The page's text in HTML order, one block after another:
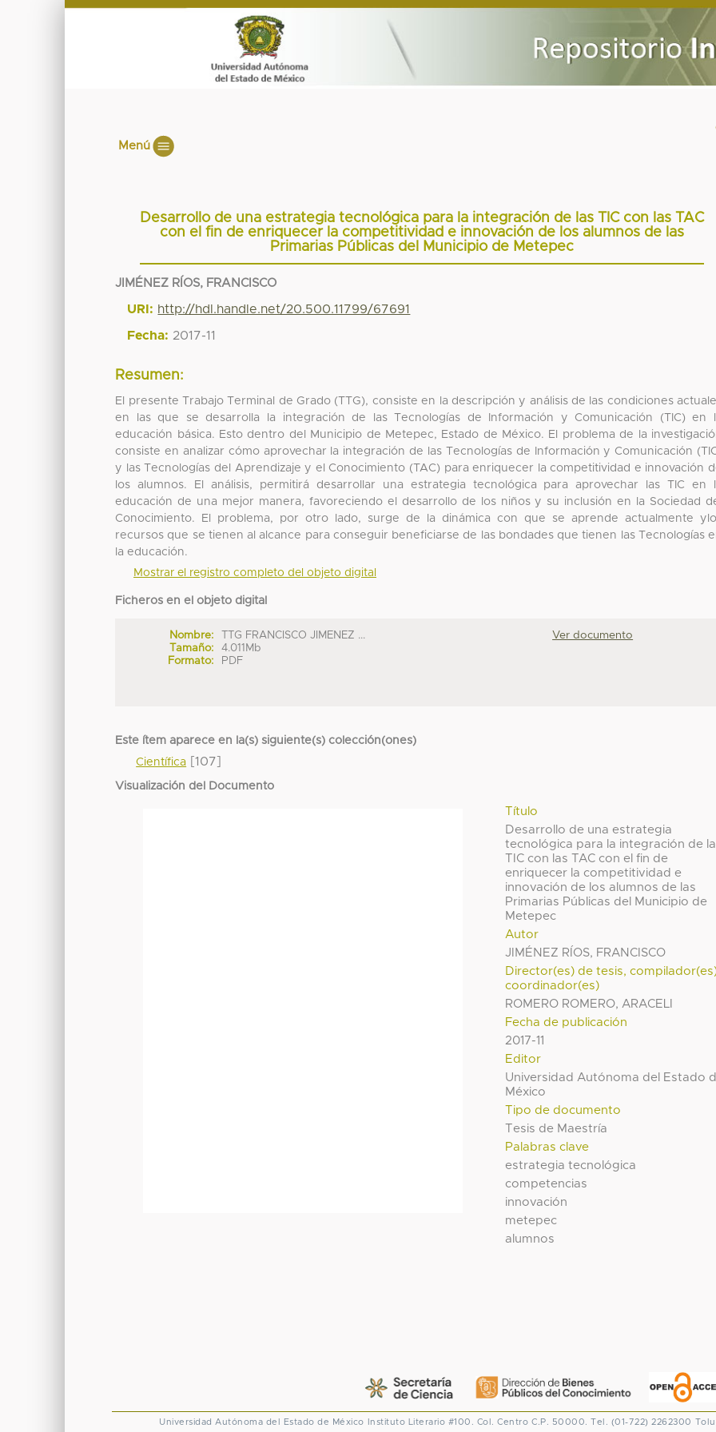
Menú
Desarrollo de una estrategia tecnológica para la integración de las TIC con las TAC
con el fin de enriquecer la competitividad e innovación de los alumnos de las
Primarias Públicas del Municipio de Metepec
JIMÉNEZ RÍOS, FRANCISCO
URI: http://hdl.handle.net/20.500.11799/67691
Fecha: 2017-11
Resumen:
El presente Trabajo Terminal de Grado (TTG), consiste en la descripción y análisis de las condiciones
en las que se desarrolla la integración de las Tecnologías de Información y Comunicación (TIC) en
educación básica. Esto dentro del Municipio de Metepec, Estado de México. El problema de la
consiste en analizar cómo aprovechar la integración de las Tecnologías de Información y Comunicación
y las Tecnologías del Aprendizaje y el Conocimiento (TAC) para enriquecer la competitividad e innovación
los alumnos. El análisis, permitirá desarrollar una estrategia tecnológica para aprovechar las TIC en
educación de una mejor manera, favoreciendo el desarrollo de los niños y su inclusión en la Sociedad
Conocimiento. El problema, por otro lado, surge de la dinámica con que se aprende actualmente
recursos que se tienen al alcance para conseguir beneficiarse de las bondades que tienen las Tecnologías
la educación.
Mostrar el registro completo del objeto digital
Ficheros en el objeto digital
Nombre:
TTG FRANCISCO JIMENEZ ...
Tamaño:
4.011Mb
Formato:
PDF
Ver documento
Este ítem aparece en la(s) siguiente(s) colección(ones)
Científica [107]
Visualización del Documento
Título
Desarrollo de una estrategia
tecnológica para la integración de
TIC con las TAC con el fin de
enriquecer la competitividad e
innovación de los alumnos de las
Primarias Públicas del Municipio de
Metepec
Autor
JIMÉNEZ RÍOS, FRANCISCO
Director(es) de tesis,
coordinador(es)
ROMERO ROMERO, ARACELI
Fecha de publicación
2017-11
Editor
Universidad Autónoma del Estado
México
Tipo de documento
Tesis de Maestría
Palabras clave
estrategia tecnológica
competencias
innovación
metepec
alumnos
Universidad Autónoma del Estado de México Instituto Literario #100. Col. Centro C.P. 50000. Tel. (01-722) 2262300